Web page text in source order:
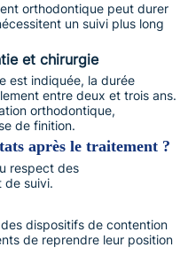
orthodontique peut durer
un suivi plus long
et chirurgie
est indiquée, la durée
entre deux et trois ans.
orthodontique,
de finition.
après le traitement ?
respect des
de suivi.
dispositifs de contention
de reprendre leur position